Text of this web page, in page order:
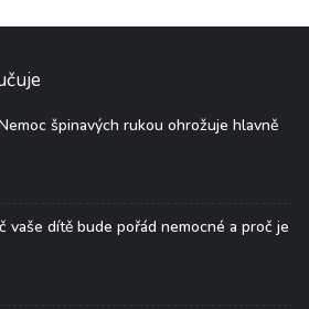
špinavých rukou ohrožuje hlavně
vaše dítě bude pořád nemocné a proč je